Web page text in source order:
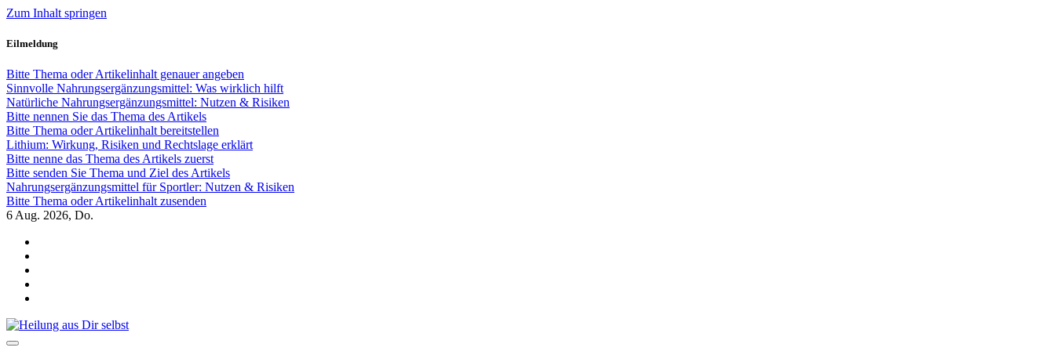
Zum Inhalt springen
Eilmeldung
Bitte Thema oder Artikelinhalt genauer angeben
Sinnvolle Nahrungsergänzungsmittel: Was wirklich hilft
Natürliche Nahrungsergänzungsmittel: Nutzen & Risiken
Bitte nennen Sie das Thema des Artikels
Bitte Thema oder Artikelinhalt bereitstellen
Lithium: Wirkung, Risiken und Rechtslage erklärt
Bitte nenne das Thema des Artikels zuerst
Bitte senden Sie Thema und Ziel des Artikels
Nahrungsergänzungsmittel für Sportler: Nutzen & Risiken
Bitte Thema oder Artikelinhalt zusenden
6 Aug. 2026, Do.